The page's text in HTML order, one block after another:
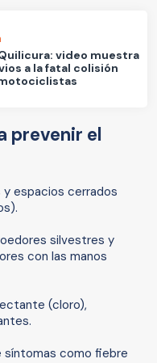
video muestra
a la fatal colisión
prevenir el
y espacios cerrados
silvestres y
con las manos
(cloro),
como fiebre